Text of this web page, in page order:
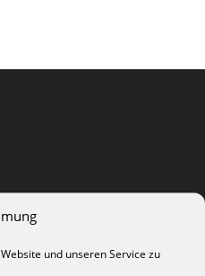
und unseren Service zu